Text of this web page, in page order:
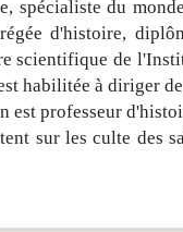
spécialiste du
d'histoire,
scientifique de
habilitée à diriger
est professeur
sur les culte des